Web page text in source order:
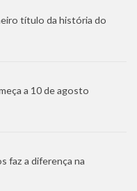
título da história do
a 10 de agosto
faz a diferença na